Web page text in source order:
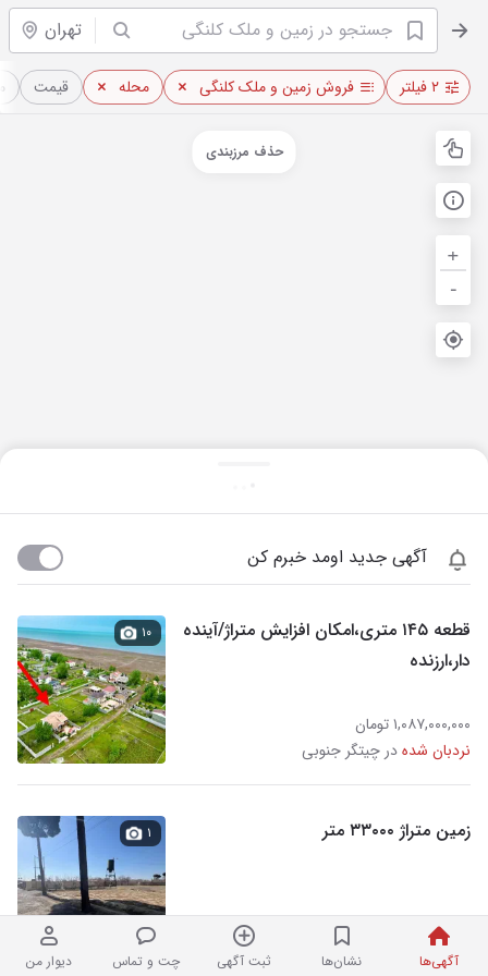
تهران
آگهی‌ها نشان‌ها ثبت آگهی چت و تماس دیوار من
۲ فیلتر فروش زمین و ملک کلنگی محله قیمت
+
-
حذف مرزبندی
آگهی جدید اومد خبرم کن
قطعه ۱۴۵ متری‌،امکان افزایش متراژ/آینده
دار،ارزنده
۱,۰۸۷,۰۰۰,۰۰۰ تومان
نردبان شدهدر چیتگر جنوبی
۱۰
زمین متراژ ۳۳۰۰۰ متر
۱,۱۰۰,۰۰۰,۰۰۰,۰۰۰ تومان
۱